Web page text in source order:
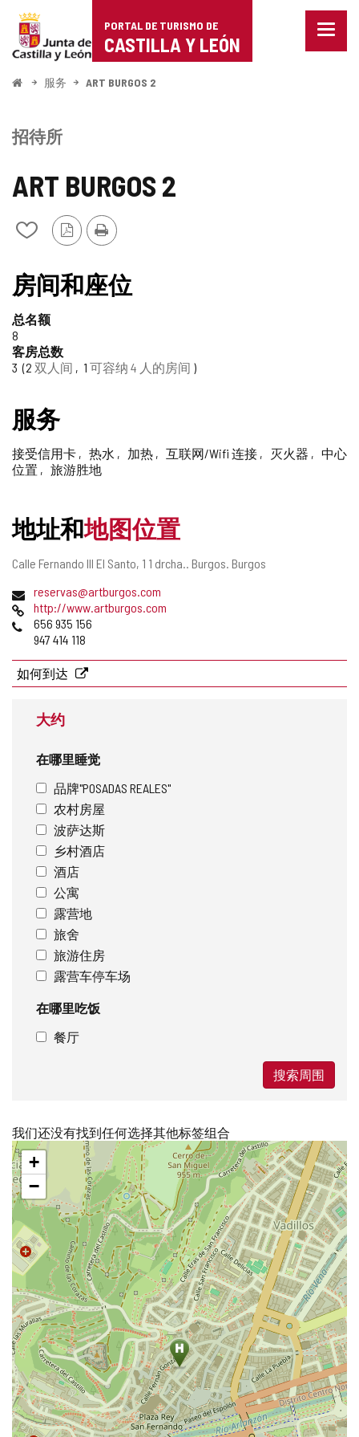
Portal
de
Turismo
Castilla
León
PORTAL DE TURISMO DE
CASTILLA Y LEÓN
菜
开
服务 ART BURGOS 2
ART BURGOS 2
从
笔
记
中
加/
删
PDF
版
打
印
招待所
房间和座位
总名额
8
客房总数
3 2 双人间 1 可容纳 4 人的房间
服务
接受信用卡 热水 加热 互联网/Wifi 连接 灭火器
中心
位置
旅游胜地
地址和地图位置
邮
地
址
Calle Fernando III El Santo, 1 1 drcha.. Burgos. Burgos
电
子
邮
址
reservas@artburgos.com
网
页
http://www.artburgos.com
电
656 935 156
947 414 118
如何到达
大约
在哪里睡觉
品牌"POSADAS REALES"
农村房屋
波萨达斯
乡村酒店
酒店
公寓
露营地
旅舍
旅游住房
露营车停车场
在哪里吃饭
餐厅
搜索周围
我们还没有找到任何选择其他标签组合
跳
过
地
图
+
−